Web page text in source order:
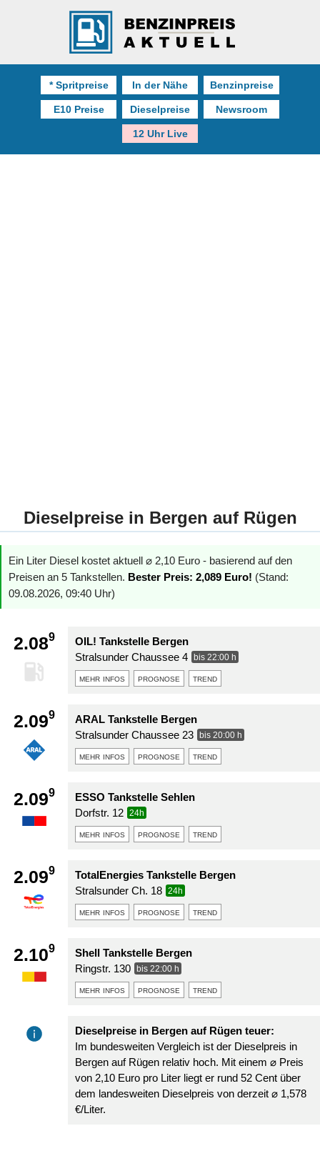
* Spritpreise In der Nähe Benzinpreise
E10 Preise Dieselpreise Newsroom
12 Uhr Live
Dieselpreise in Bergen auf Rügen
Ein Liter Diesel kostet aktuell ⌀ 2,10 Euro - basierend auf den
Preisen an 5 Tankstellen. Bester Preis: 2,089 Euro! (Stand:
09.08.2026, 09:40 Uhr)
2.089
OIL! Tankstelle Bergen
Stralsunder Chaussee 4
bis 22:00 h
mehr infos prognose trend
2.099
ARAL Tankstelle Bergen
Stralsunder Chaussee 23
bis 20:00 h
mehr infos prognose trend
2.099
ESSO Tankstelle Sehlen
Dorfstr. 12
24h
mehr infos prognose trend
2.099
TotalEnergies Tankstelle Bergen
Stralsunder Ch. 18
24h
mehr infos prognose trend
2.109
Shell Tankstelle Bergen
Ringstr. 130
bis 22:00 h
mehr infos prognose trend
Dieselpreise in Bergen auf Rügen teuer:
Im bundesweiten Vergleich ist der Dieselpreis in
Bergen auf Rügen relativ hoch. Mit einem ⌀ Preis
von 2,10 Euro pro Liter liegt er rund 52 Cent über
dem landesweiten Dieselpreis von derzeit ⌀ 1,578
€/Liter.